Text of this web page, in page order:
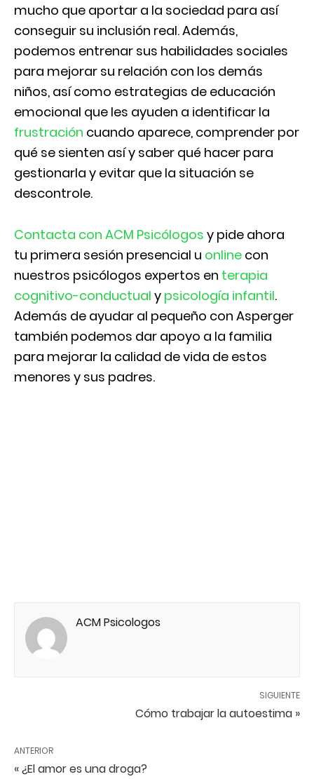
mucho que aportar a la sociedad para así
conseguir su inclusión real. Además,
podemos entrenar sus habilidades sociales
para mejorar su relación con los demás
niños, así como estrategias de educación
emocional que les ayuden a identificar la
frustración cuando aparece, comprender por
qué se sienten así y saber qué hacer para
gestionarla y evitar que la situación se
descontrole.
Contacta con ACM Psicólogos y pide ahora
tu primera sesión presencial u online con
nuestros psicólogos expertos en terapia
cognitivo-conductual y psicología infantil.
Además de ayudar al pequeño con Asperger
también podemos dar apoyo a la familia
para mejorar la calidad de vida de estos
menores y sus padres.
ACM Psicologos
SIGUIENTE
Cómo trabajar la autoestima »
ANTERIOR
« ¿El amor es una droga?